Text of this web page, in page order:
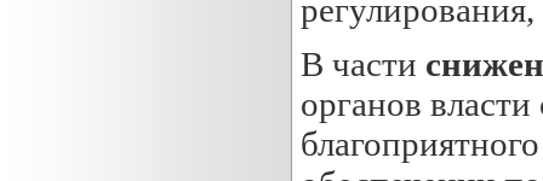
В части
органов